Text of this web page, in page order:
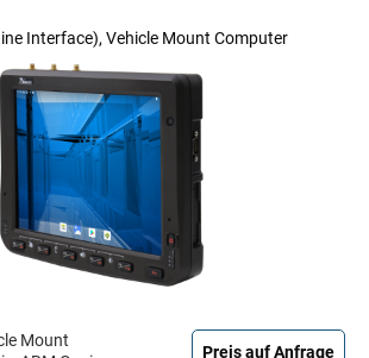
Interface), Vehicle Mount Computer
Mount
Preis auf Anfrage